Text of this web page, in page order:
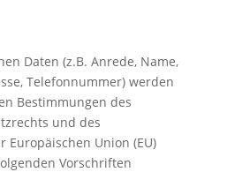
Daten (z.B. Anrede, Name,
Telefonnummer) werden
Bestimmungen des
und des
Europäischen Union (EU)
Vorschriften